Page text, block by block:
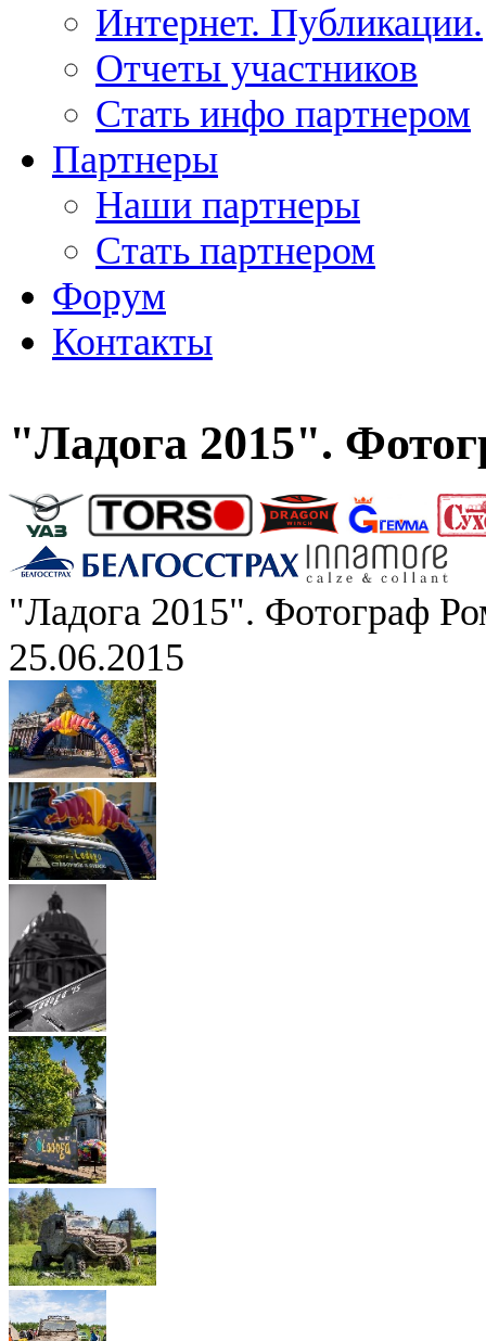
Интернет. Публикации.
Отчеты участников
Стать инфо партнером
Партнеры
Наши партнеры
Стать партнером
Форум
Контакты
"Ладога 2015".
"Ладога 2015". Фотограф
25.06.2015